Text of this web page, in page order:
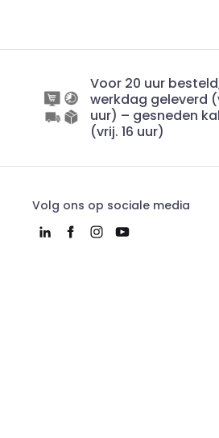
Voor 20 uur
werkdag geleverd
uur) – gesneden
(vrij. 16 uur)
Volg ons op sociale media